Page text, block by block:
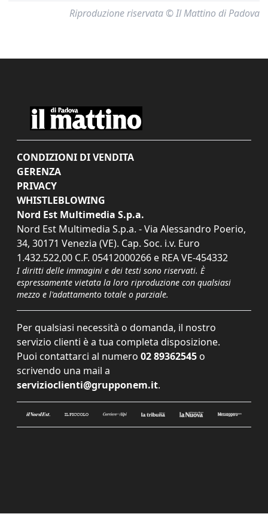
Riproduzione riservata © Il Mattino di Padova
CONDIZIONI DI VENDITA
GERENZA
PRIVACY
WHISTLEBLOWING
Nord Est Multimedia S.p.a.
Nord Est Multimedia S.p.a. - Via Alessandro Poerio,
34, 30171 Venezia (VE). Cap. Soc. i.v. Euro
1.432.522,00 C.F. 05412000266 e REA VE-454332
I diritti delle immagini e dei testi sono riservati. È
espressamente vietata la loro riproduzione con qualsiasi
mezzo e l'adattamento totale o parziale.
Per qualsiasi necessità o domanda, il nostro
servizio clienti è a tua completa disposizione.
Puoi contattarci al numero 02 89362545 o
scrivendo una mail a
servizioclienti@grupponem.it.